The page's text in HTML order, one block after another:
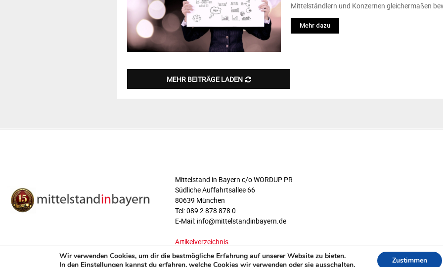
Mittelständlern und Konzernen gleichermaßen
Mehr dazu
MEHR BEITRÄGE LADEN
Mittelstand in Bayern c/o WORDUP PR
Südliche Auffahrtsallee 66
80639 München
Tel: 089 2 878 878 0
E-Mail: info@mittelstandinbayern.de
Artikelverzeichnis
Wir verwenden Cookies, um dir die bestmögliche Erfahrung auf unserer Website zu bieten.
In den Einstellungen kannst du erfahren, welche Cookies wir verwenden oder sie ausschalten. Zustimmen